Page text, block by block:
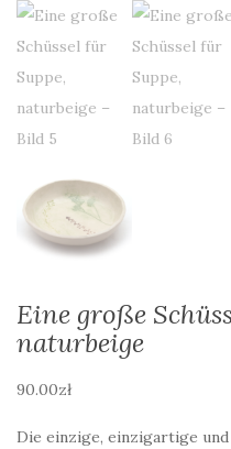
Eine große
naturbeige
90.00zł
Die einzige, einzigartige